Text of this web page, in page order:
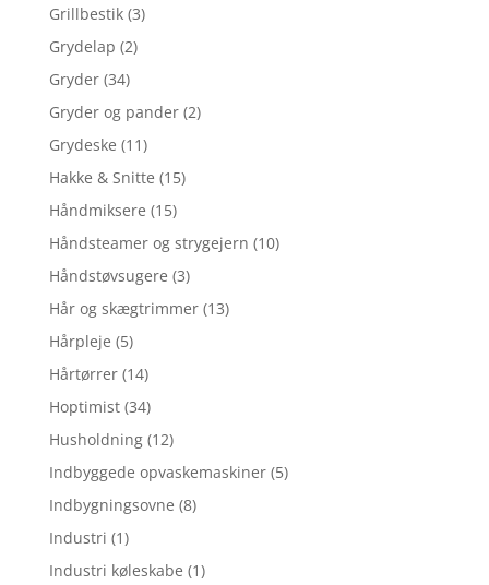
Grillbestik (3)
Grydelap (2)
Gryder (34)
Gryder og pander (2)
Grydeske (11)
Hakke & Snitte (15)
Håndmiksere (15)
Håndsteamer og strygejern (10)
Håndstøvsugere (3)
Hår og skægtrimmer (13)
Hårpleje (5)
Hårtørrer (14)
Hoptimist (34)
Husholdning (12)
Indbyggede opvaskemaskiner (5)
Indbygningsovne (8)
Industri (1)
Industri køleskabe (1)